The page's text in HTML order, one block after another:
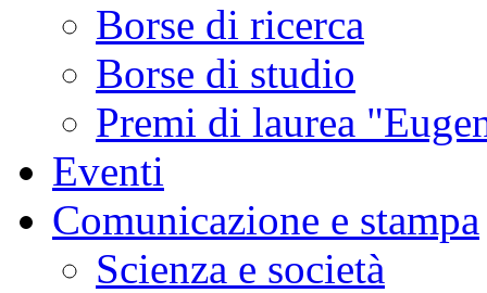
Borse di ricerca
Borse di studio
Premi di laurea
Eventi
Comunicazione e stampa
Scienza e società